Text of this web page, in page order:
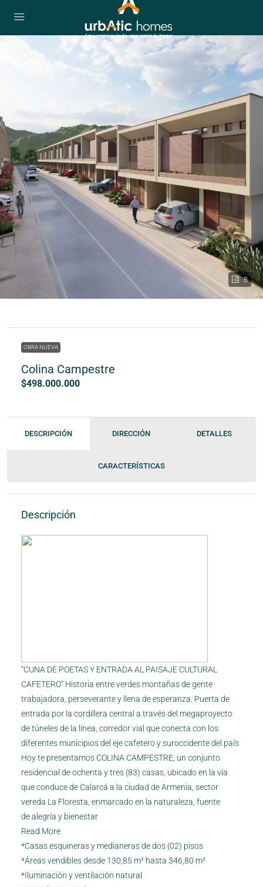
8
OBRA NUEVA
Colina Campestre
$498.000.000
DESCRIPCIÓN DIRECCIÓN DETALLES
CARACTERÍSTICAS
Descripción
“CUNA DE POETAS Y ENTRADA AL PAISAJE CULTURAL
CAFETERO” Historia entre verdes montañas de gente
trabajadora, perseverante y llena de esperanza. Puerta de
entrada por la cordillera central a través del megaproyecto
de túneles de la línea, corredor vial que conecta con los
diferentes municipios del eje cafetero y suroccidente del país
Hoy te presentamos COLINA CAMPESTRE, un conjunto
residencial de ochenta y tres (83) casas, ubicado en la vía
que conduce de Calarcá a la ciudad de Armenia, sector
vereda La Floresta, enmarcado en la naturaleza, fuente
de alegría y bienestar
Read More
*Casas esquineras y medianeras de dos (02) pisos
*Áreas vendibles desde 130,85 m² hasta 346,80 m²
*Iluminación y ventilación natural